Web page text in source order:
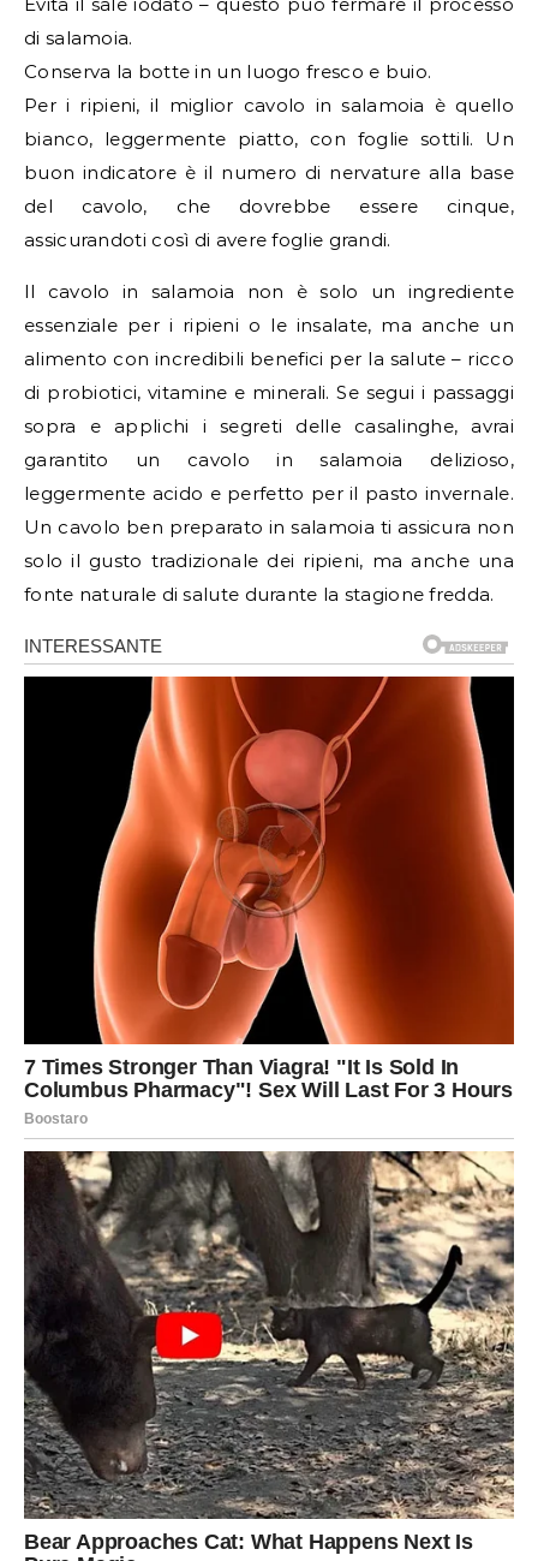
di salamoia.
Conserva la botte in un luogo fresco e buio.
Per i ripieni, il miglior cavolo in salamoia è quello
bianco, leggermente piatto, con foglie sottili. Un
buon indicatore è il numero di nervature alla base
del cavolo, che dovrebbe essere cinque,
assicurandoti così di avere foglie grandi.
Il cavolo in salamoia non è solo un ingrediente
essenziale per i ripieni o le insalate, ma anche un
alimento con incredibili benefici per la salute – ricco
di probiotici, vitamine e minerali. Se segui i passaggi
sopra e applichi i segreti delle casalinghe, avrai
garantito un cavolo in salamoia delizioso,
leggermente acido e perfetto per il pasto invernale.
Un cavolo ben preparato in salamoia ti assicura non
solo il gusto tradizionale dei ripieni, ma anche una
fonte naturale di salute durante la stagione fredda.